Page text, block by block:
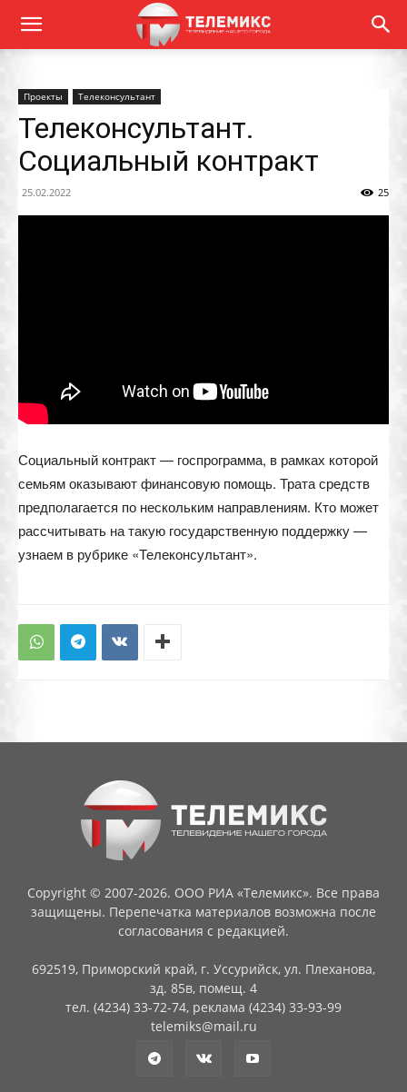
Проекты Телеконсультант
Телеконсультант.
Социальный контракт
25.02.2022 25
Социальный контракт — госпрограмма, в рамках которой
семьям оказывают финансовую помощь. Трата средств
предполагается по нескольким направлениям. Кто может
рассчитывать на такую государственную поддержку —
узнаем в рубрике «Телеконсультант».
Copyright © 2007-2026. ООО РИА «Телемикс». Все права
защищены. Перепечатка материалов возможна после
согласования с редакцией.
692519, Приморский край, г. Уссурийск, ул. Плеханова,
зд. 85в, помещ. 4
тел. (4234) 33-72-74, реклама (4234) 33-93-99
telemiks@mail.ru